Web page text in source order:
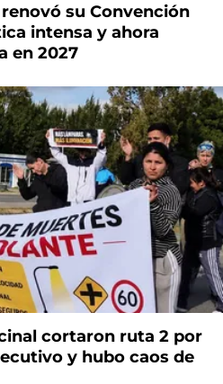
su Convención
intensa y ahora
en 2027
cortaron ruta 2 por
y hubo caos de